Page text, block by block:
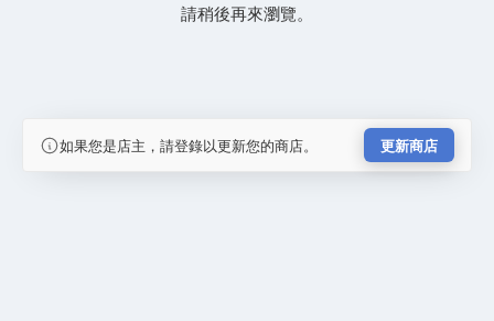
請稍後再來瀏覽。
如果您是店主，請登錄以更新您的商店。 更新商店